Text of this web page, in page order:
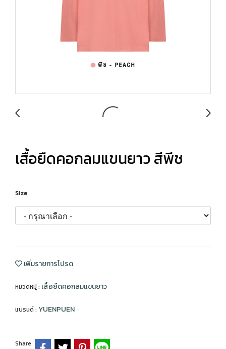
เสื้อยืดคอกลมแขนยาว สีพีช
Size
เพิ่มรายการโปรด
หมวดหมู่ : เสื้อยืดคอกลมแขนยาว
แบรนด์ : YUENPUEN
Share